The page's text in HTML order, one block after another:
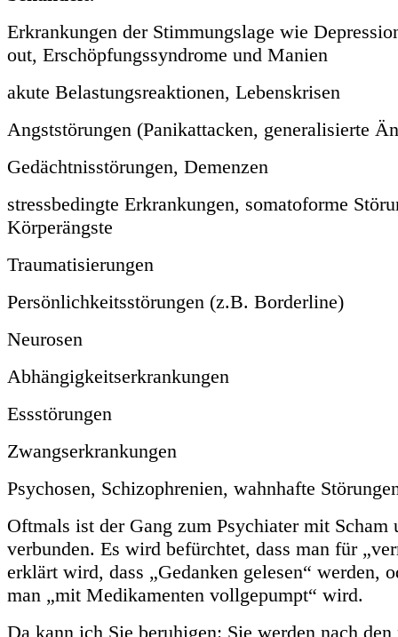
Erkrankungen der Stimmungslage wie
out, Erschöpfungssyndrome und Manien
akute Belastungsreaktionen, Lebenskrisen
Angststörungen (Panikattacken, generalisierte
Gedächtnisstörungen, Demenzen
stressbedingte Erkrankungen, somatoforme
Körperängste
Traumatisierungen
Persönlichkeitsstörungen (z.B. Borderline)
Neurosen
Abhängigkeitserkrankungen
Essstörungen
Zwangserkrankungen
Psychosen, Schizophrenien, wahnhafte
Oftmals ist der Gang zum Psychiater mit Scham
verbunden. Es wird befürchtet, dass man für
erklärt wird, dass „Gedanken gelesen“ werden,
man „mit Medikamenten vollgepumpt“ wird.
Da kann ich Sie beruhigen: Sie werden nach den